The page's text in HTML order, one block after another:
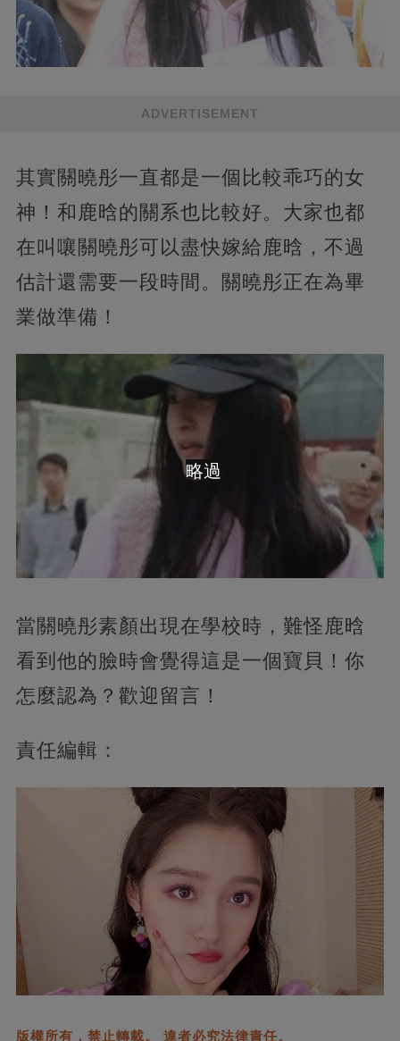
ADVERTISEMENT
其實關曉彤一直都是一個比較乖巧的女
神！和鹿晗的關系也比較好。大家也都
在叫嚷關曉彤可以盡快嫁給鹿晗，不過
估計還需要一段時間。關曉彤正在為畢
業做準備！
當關曉彤素顏出現在學校時，難怪鹿晗
看到他的臉時會覺得這是一個寶貝！你
怎麼認為？歡迎留言！
責任編輯：
版權所有，禁止轉載。 違者必究法律責任。
略過